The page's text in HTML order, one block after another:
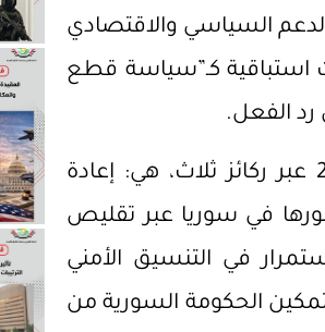
السياسي والاقتصادي
استباقية كـ”سياسة قطع
رد الفعل.
على صعيد مواز، تعززت جهود مكافحة الإرهاب خلال عام 2025 عبر ركائز ثلاث، هي: إعادة
في سوريا عبر تقليص
في التنسيق الأمني
الحكومة السورية من